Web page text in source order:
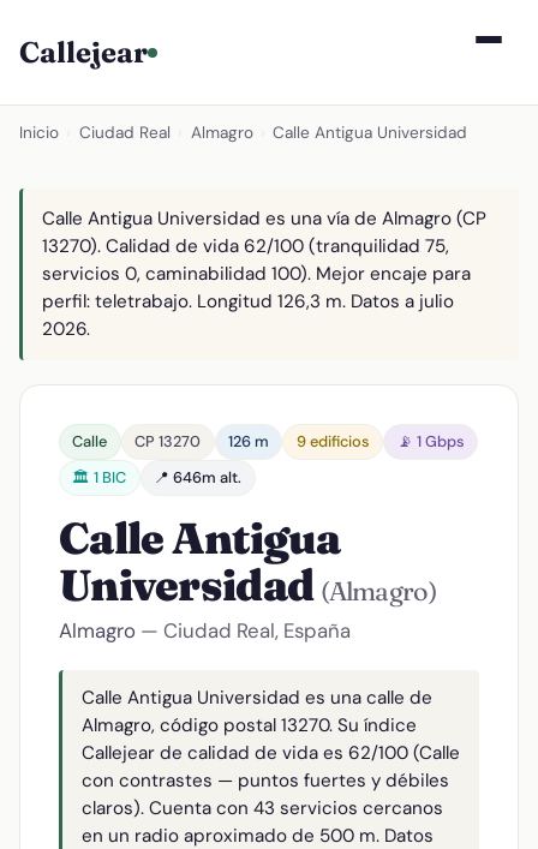
Callejear
Inicio Ciudad Real Almagro Calle Antigua Universidad
Calle Antigua Universidad es una vía de Almagro (CP
13270). Calidad de vida 62/100 (tranquilidad 75,
servicios 0, caminabilidad 100). Mejor encaje para
perfil: teletrabajo. Longitud 126,3 m. Datos a julio
2026.
Calle CP 13270 126 m 9 edificios
📡 1 Gbps
🏛️ 1 BIC
📍 646m alt.
Calle Antigua
Universidad (Almagro)
Almagro — Ciudad Real, España
Calle Antigua Universidad es una calle de
Almagro, código postal 13270. Su índice
Callejear de calidad de vida es 62/100 (Calle
con contrastes — puntos fuertes y débiles
claros). Cuenta con 43 servicios cercanos
en un radio aproximado de 500 m. Datos